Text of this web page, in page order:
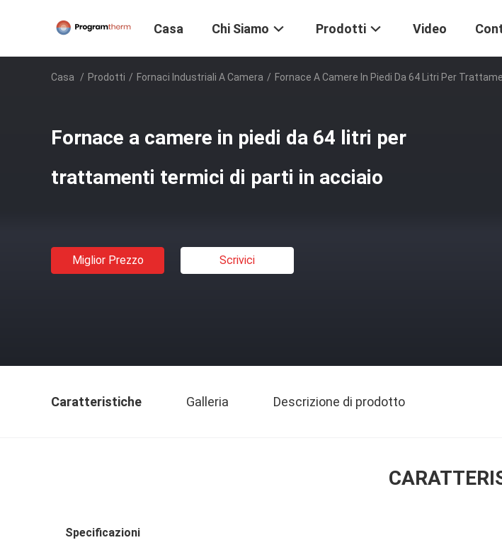
Casa Chi Siamo Prodotti Video
Casa / Prodotti / Fornaci Industriali A Camera / Fornace A Camere In Piedi Da 64 Litri Per
Fornace a camere in piedi da 64 litri per
trattamenti termici di parti in acciaio
Miglior Prezzo Scrivici
Caratteristiche Galleria Descrizione di prodotto
Specificazioni